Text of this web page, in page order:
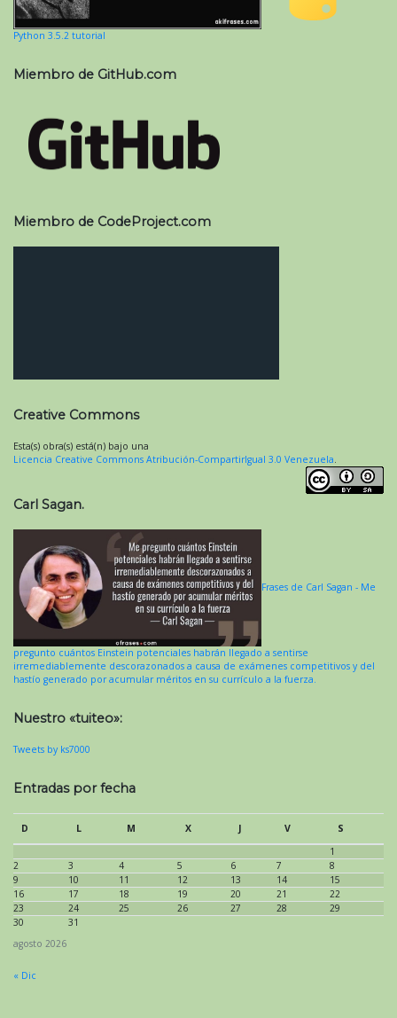
Python 3.5.2 tutorial
Miembro de GitHub.com
Miembro de CodeProject.com
Creative Commons
Esta(s) obra(s) está(n) bajo una
Licencia Creative Commons Atribución-CompartirIgual 3.0 Venezuela.
Carl Sagan.
Frases de Carl Sagan - Me
pregunto cuántos Einstein potenciales habrán llegado a sentirse
irremediablemente descorazonados a causa de exámenes competitivos y del
hastío generado por acumular méritos en su currículo a la fuerza.
Nuestro «tuiteo»:
Tweets by ks7000
Entradas por fecha
agosto 2026
D L M X J V
S
1
2
3 4 5 6 7
8
9
10 11 12 13 14
15
16
17 18 19 20 21
22
23
24 25 26 27 28
29
30
31
« Dic